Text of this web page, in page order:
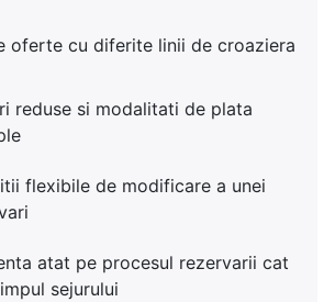
oferte cu diferite linii de croaziera
reduse si modalitati de plata
flexibile de modificare a unei
atat pe procesul rezervarii cat
sejurului